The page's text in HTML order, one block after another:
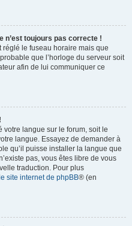
n’est toujours pas correcte !
réglé le fuseau horaire mais que
que l’horloge du serveur soit
afin de lui communiquer ce
votre langue sur le forum, soit le
langue. Essayez de demander à
qu’il puisse installer la langue que
pas, vous êtes libre de vous
traduction. Pour plus
le site internet de phpBB® (en